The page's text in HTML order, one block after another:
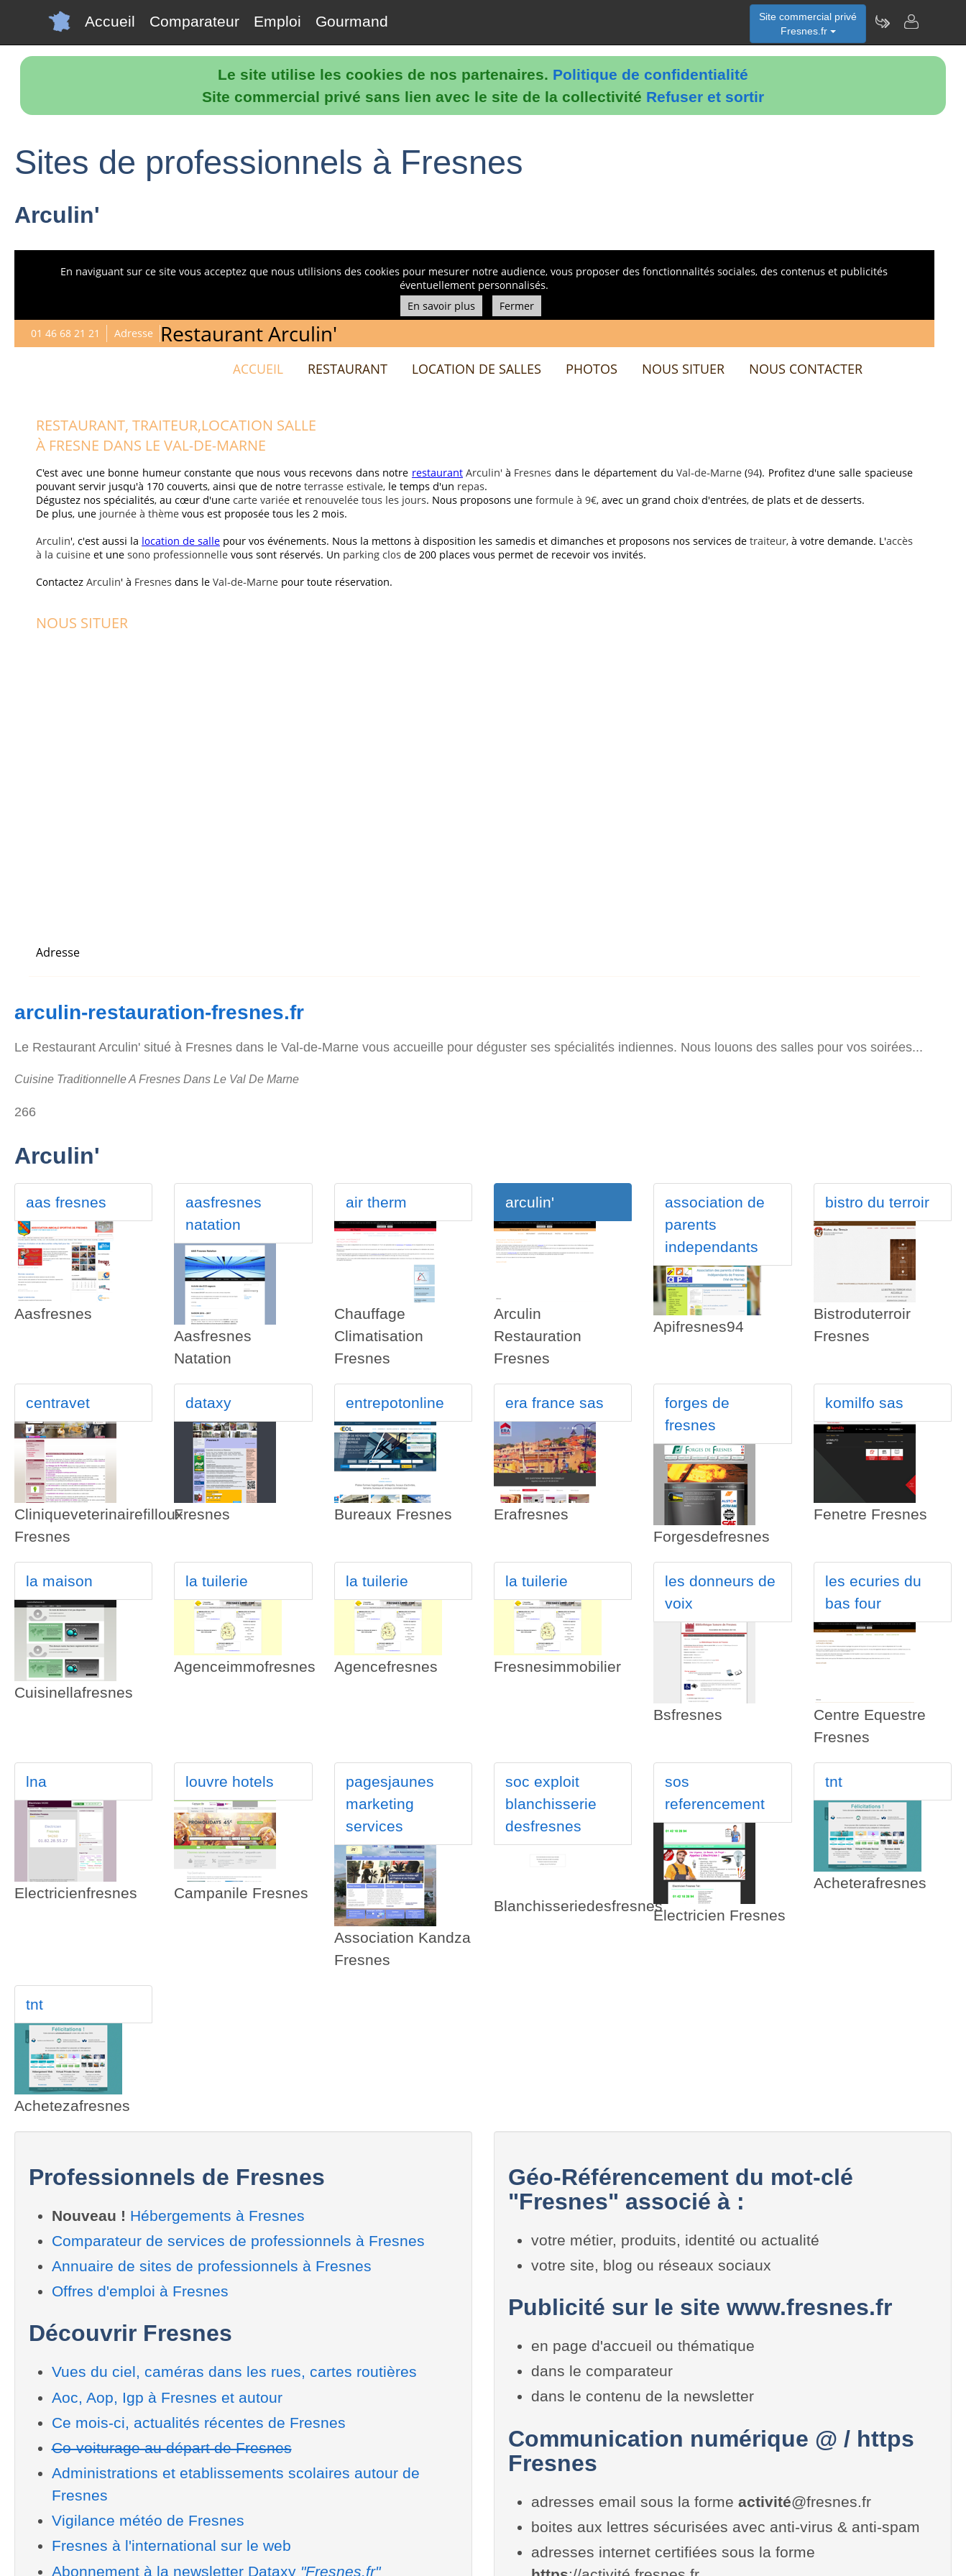
Le site utilise les cookies de nos partenaires. Politique de confidentialité
Site commercial privé sans lien avec le site de la collectivité Refuser et sortir
Accueil Comparateur Emploi Gourmand
Site commercial privé
Fresnes.fr
Sites de professionnels à Fresnes
Arculin'
arculin-restauration-fresnes.fr
Le Restaurant Arculin' situé à Fresnes dans le Val-de-Marne vous accueille pour déguster ses spécialités indiennes. Nous louons des salles pour vos soirées...
Cuisine Traditionnelle A Fresnes Dans Le Val De Marne
266
Arculin'
aas fresnes
Aasfresnes
aasfresnes
natation
Aasfresnes
Natation
air therm
Chauffage
Climatisation
Fresnes
arculin'
Arculin
Restauration
Fresnes
association de
parents
independants
Apifresnes94
bistro du terroir
Bistroduterroir
Fresnes
centravet
Cliniqueveterinairefilloux
Fresnes
dataxy
Fresnes
entrepotonline
Bureaux Fresnes
era france sas
Erafresnes
forges de
fresnes
Forgesdefresnes
komilfo sas
Fenetre Fresnes
la maison
Cuisinellafresnes
la tuilerie
Agenceimmofresnes
la tuilerie
Agencefresnes
la tuilerie
Fresnesimmobilier
les donneurs de
voix
Bsfresnes
les ecuries du
bas four
Centre Equestre
Fresnes
lna
Electricienfresnes
louvre hotels
Campanile Fresnes
pagesjaunes
marketing
services
Association Kandza
Fresnes
soc exploit
blanchisserie
desfresnes
Blanchisseriedesfresnes
sos
referencement
Electricien Fresnes
tnt
Acheterafresnes
tnt
Achetezafresnes
Professionnels de Fresnes
Nouveau ! Hébergements à Fresnes
Comparateur de services de professionnels à Fresnes
Annuaire de sites de professionnels à Fresnes
Offres d'emploi à Fresnes
Découvrir Fresnes
Vues du ciel, caméras dans les rues, cartes routières
Aoc, Aop, Igp à Fresnes et autour
Ce mois-ci, actualités récentes de Fresnes
Co-voiturage au départ de Fresnes
Administrations et etablissements scolaires autour de
Fresnes
Vigilance météo de Fresnes
Fresnes à l'international sur le web
Abonnement à la newsletter Dataxy "Fresnes.fr"
Géo-Référencement du mot-clé
"Fresnes" associé à :
votre métier, produits, identité ou actualité
votre site, blog ou réseaux sociaux
Publicité sur le site www.fresnes.fr
en page d'accueil ou thématique
dans le comparateur
dans le contenu de la newsletter
Communication numérique @ / https
Fresnes
adresses email sous la forme activité@fresnes.fr
boites aux lettres sécurisées avec anti-virus & anti-spam
adresses internet certifiées sous la forme